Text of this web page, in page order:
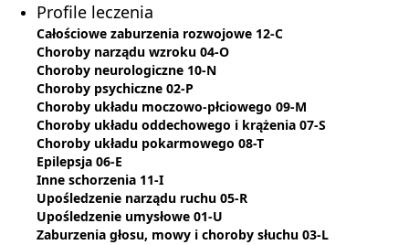
Profile leczenia
Całościowe zaburzenia rozwojowe 12-C
Choroby narządu wzroku 04-O
Choroby neurologiczne 10-N
Choroby psychiczne 02-P
Choroby układu moczowo-płciowego 09-M
Choroby układu oddechowego i krążenia 07-S
Choroby układu pokarmowego 08-T
Epilepsja 06-E
Inne schorzenia 11-I
Upośledzenie narządu ruchu 05-R
Upośledzenie umysłowe 01-U
Zaburzenia głosu, mowy i choroby słuchu 03-L